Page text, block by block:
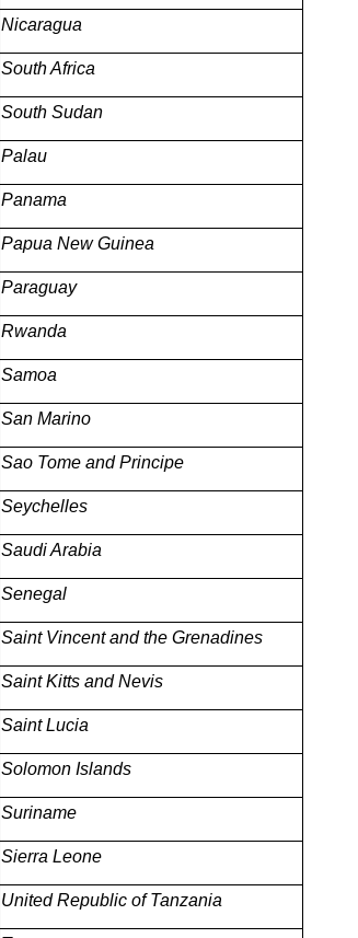
Nicaragua
South Africa
South Sudan
Palau
Panama
Papua New Guinea
Paraguay
Rwanda
Samoa
San Marino
Sao Tome and Principe
Seychelles
Saudi Arabia
Senegal
Saint Vincent and the Grenadines
Saint Kitts and Nevis
Saint Lucia
Solomon Islands
Suriname
Sierra Leone
United Republic of Tanzania